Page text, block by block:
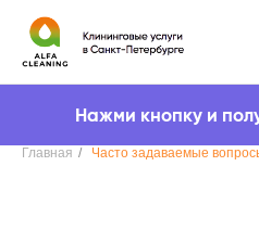
Нажми кнопку и получи скидку
Главная / Часто задаваемые